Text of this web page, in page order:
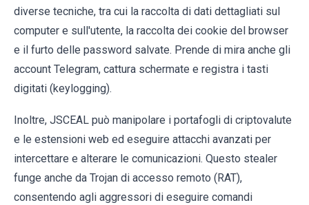
diverse tecniche, tra cui la raccolta di dati dettagliati sul
computer e sull'utente, la raccolta dei cookie del browser
e il furto delle password salvate. Prende di mira anche gli
account Telegram, cattura schermate e registra i tasti
digitati (keylogging).
Inoltre, JSCEAL può manipolare i portafogli di criptovalute
e le estensioni web ed eseguire attacchi avanzati per
intercettare e alterare le comunicazioni. Questo stealer
funge anche da Trojan di accesso remoto (RAT),
consentendo agli aggressori di eseguire comandi